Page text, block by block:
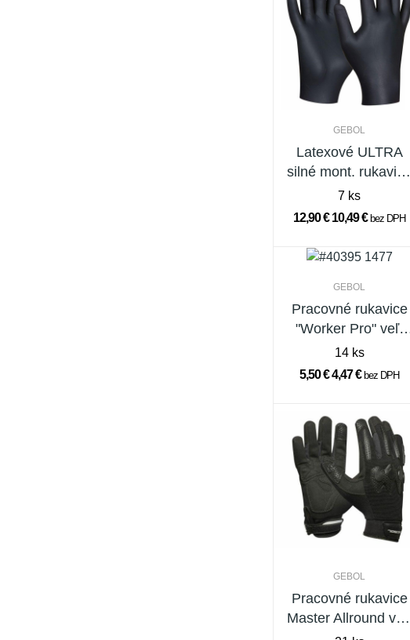
GEBOL
Latexové ULTRA
silné mont. rukavice
veľ. S 80ks
7 ks
12,90 €10,49 €bez DPH
GEBOL
Pracovné rukavice
"Worker Pro" veľ.
10,5
14 ks
5,50 €4,47 €bez DPH
GEBOL
Pracovné rukavice
Master Allround veľ.